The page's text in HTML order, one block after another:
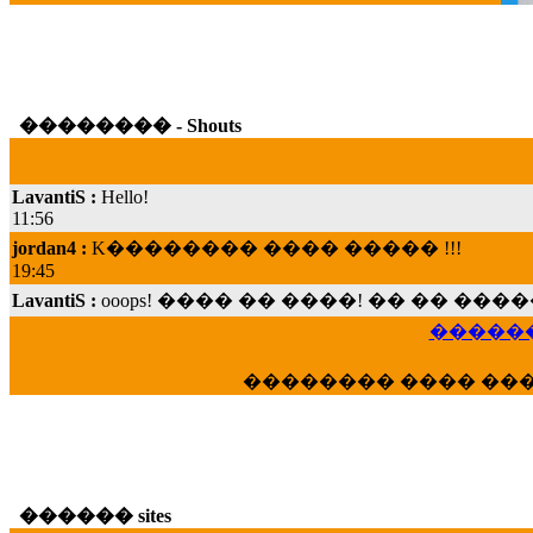
�������� - Shouts
11:56
jordan4 :
19:45
LavantiS :
���; ���� ��� ��� �������� ����
veronica :E���� 2012 ��� ����� ���
�������� ����
������ sites